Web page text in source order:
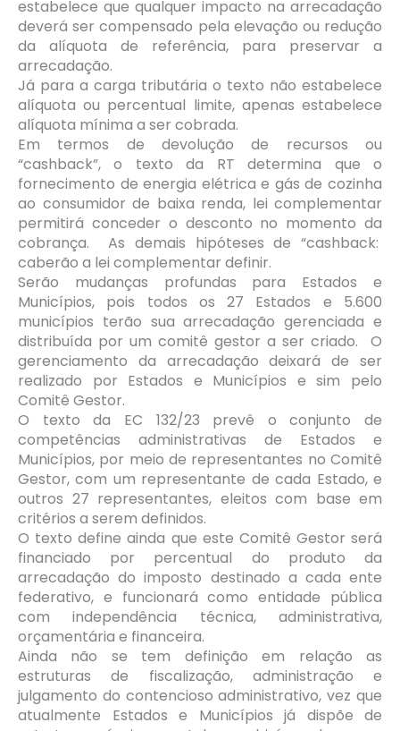
estabelece que qualquer impacto na arrecadação
deverá ser compensado pela elevação ou redução
da alíquota de referência, para preservar a
arrecadação.
Já para a carga tributária o texto não estabelece
alíquota ou percentual limite, apenas estabelece
alíquota mínima a ser cobrada.
Em termos de devolução de recursos ou
“cashback”, o texto da RT determina que o
fornecimento de energia elétrica e gás de cozinha
ao consumidor de baixa renda, lei complementar
permitirá conceder o desconto no momento da
cobrança. As demais hipóteses de “cashback:
caberão a lei complementar definir.
Serão mudanças profundas para Estados e
Municípios, pois todos os 27 Estados e 5.600
municípios terão sua arrecadação gerenciada e
distribuída por um comitê gestor a ser criado. O
gerenciamento da arrecadação deixará de ser
realizado por Estados e Municípios e sim pelo
Comitê Gestor.
O texto da EC 132/23 prevê o conjunto de
competências administrativas de Estados e
Municípios, por meio de representantes no Comitê
Gestor, com um representante de cada Estado, e
outros 27 representantes, eleitos com base em
critérios a serem definidos.
O texto define ainda que este Comitê Gestor será
financiado por percentual do produto da
arrecadação do imposto destinado a cada ente
federativo, e funcionará como entidade pública
com independência técnica, administrativa,
orçamentária e financeira.
Ainda não se tem definição em relação as
estruturas de fiscalização, administração e
julgamento do contencioso administrativo, vez que
atualmente Estados e Municípios já dispõe de